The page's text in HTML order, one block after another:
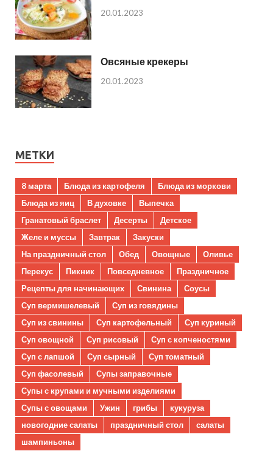
20.01.2023
Овсяные крекеры
20.01.2023
МЕТКИ
8 марта Блюда из картофеля
Блюда из моркови
Блюда из яиц
В духовке
Выпечка
Гранатовый браслет
Десерты
Детское
Желе и муссы
Завтрак
Закуски
На праздничный стол
Обед Овощные
Оливье
Перекус
Пикник Повседневное
Праздничное
Рецепты для начинающих
Свинина
Соусы
Суп вермишелевый
Суп из говядины
Суп из свинины
Суп картофельный
Суп куриный
Суп овощной
Суп рисовый
Суп с копченостями
Суп с лапшой
Суп сырный
Суп томатный
Суп фасолевый
Супы заправочные
Супы с крупами и мучными изделиями
Супы с овощами
Ужин грибы
кукуруза
новогодние салаты
праздничный стол
салаты
шампиньоны